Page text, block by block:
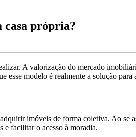
casa própria?
A valorização do mercado
esse modelo é realmente a solução
imóveis de forma coletiva. Ao
e facilitar o acesso à moradia.